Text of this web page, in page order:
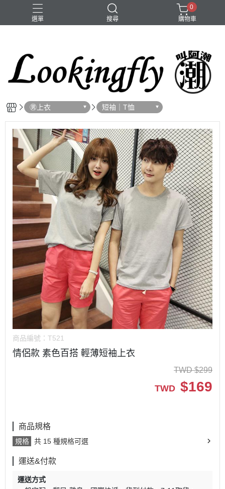
選單 搜尋
大頭圍 手鍊 項鍊
0
購物車
㊚上衣 短袖｜T恤
商品編號： T521
情侶款 素色百搭 輕薄短袖上衣
TWD $299
TWD $169
商品規格
規格 共 15 種規格可選
運送&付款
運送方式